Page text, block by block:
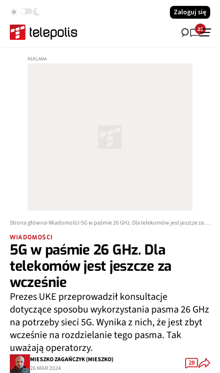
Zaloguj się
25
Strona główna Wiadomości 5G w paśmie 26 GHz. Dla telekomów jest jeszcze za wcześnie
WIADOMOŚCI
5G w paśmie 26 GHz. Dla
telekomów jest jeszcze za
wcześnie
Prezes UKE przeprowadził konsultacje
dotyczące sposobu wykorzystania pasma 26 GHz
na potrzeby sieci 5G. Wynika z nich, że jest zbyt
wcześnie na rozdzielanie tego pasma. Tak
uważają operatorzy.
MIESZKO ZAGAŃCZYK (MIESZKO)
26 MAR 2024
28